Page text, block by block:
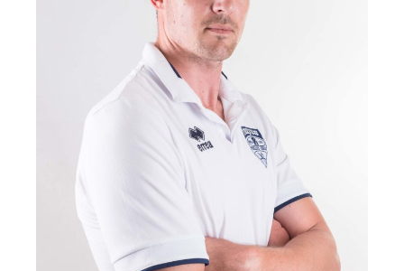
40 SÉLECTIONS EN ÉQUIPE DE FRANCE
Finaliste Championnat de France 2010, 2011
Champion N2 2014 Coupe de France Finaliste :
2008 Vainqueur : 2011